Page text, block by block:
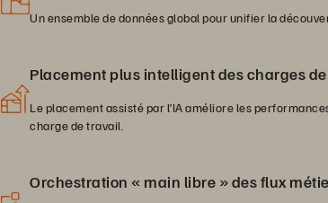
Un ensemble de données global pour unifier la
Placement plus intelligent des charges
Le placement assisté par l’IA améliore les
charge de travail.
Orchestration « main libre » des flux